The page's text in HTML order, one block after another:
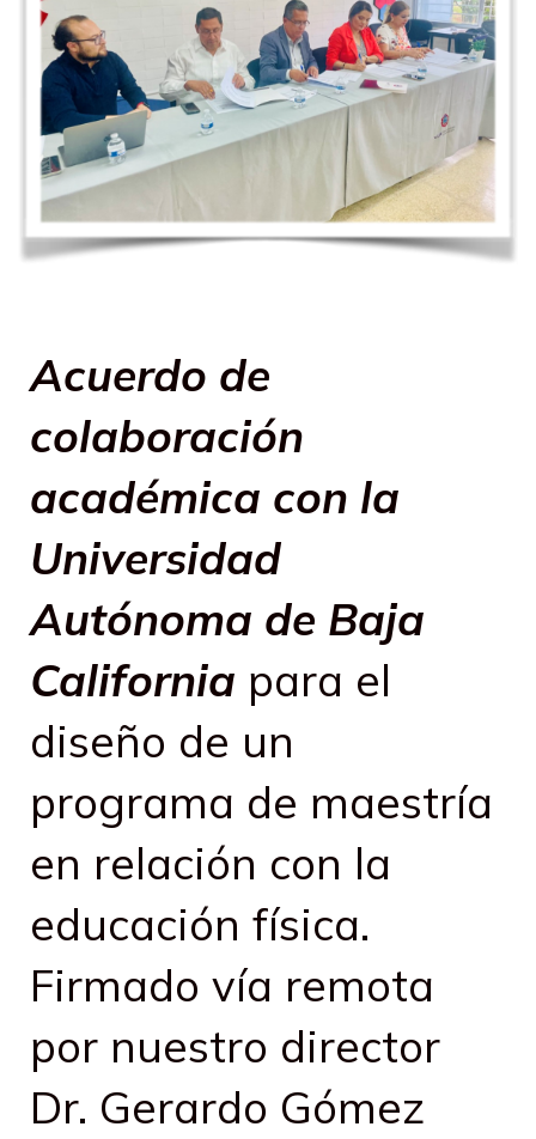
Acuerdo de
colaboración
académica con la
Universidad
Autónoma de Baja
California para el
diseño de un
programa de maestría
en relación con la
educación física.
Firmado vía remota
por nuestro director
Dr. Gerardo Gómez